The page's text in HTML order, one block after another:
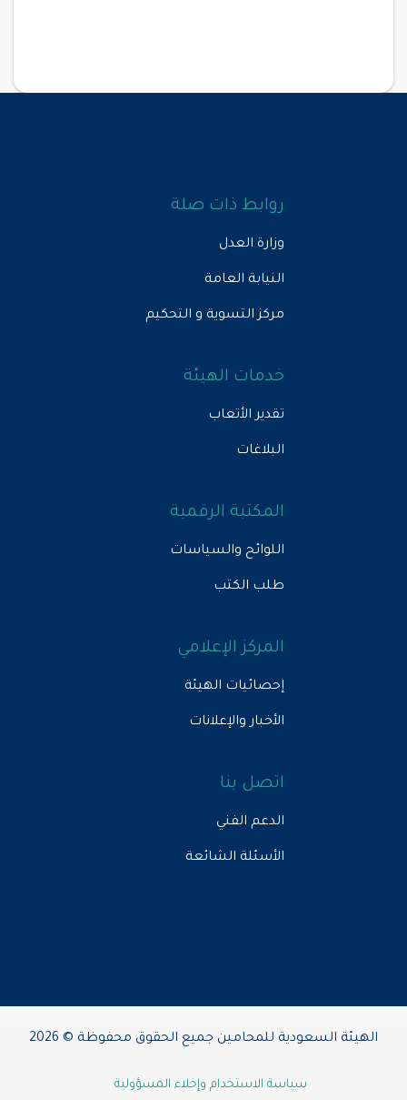
روابط ذات صلة
وزارة العدل
النيابة العامة
مركز التسوية و التحكيم
خدمات الهيئة
تقدير الأتعاب
البلاغات
المكتبة الرقمية
اللوائح والسياسات
طلب الكتب
المركز الإعلامي
إحصائيات الهيئة
الأخبار والإعلانات
اتصل بنا
الدعم الفني
الأسئلة الشائعة
الهيئة السعودية للمحامين جميع الحقوق محفوظة © 2026
سياسة الاستخدام وإخلاء المسؤولية